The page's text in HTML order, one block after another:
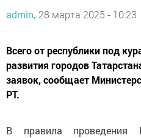
admin, 28 марта 2025 - 10:23
Всего от республики под
развития городов
заявок, сообщает
РТ.
В правила проведения